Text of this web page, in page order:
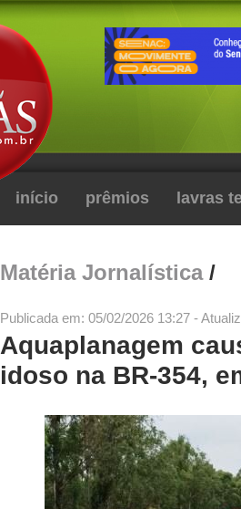
início prêmios lavras
Matéria Jornalística/
Publicada em: 05/02/2026 13:27 -
Aquaplanagem
idoso na BR-354,